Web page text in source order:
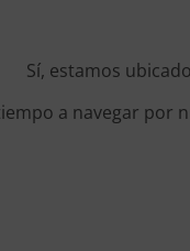
Sí, estamos
a navegar por